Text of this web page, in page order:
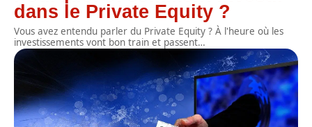
dans le Private Equity ?
Vous avez entendu parler du Private Equity ? À l'heure où les
investissements vont bon train et passent…